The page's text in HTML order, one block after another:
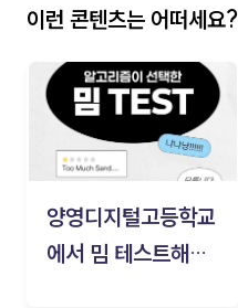
이런 콘텐츠는 어떠세요?
양영디지털고등학교
에서 밈 테스트해보